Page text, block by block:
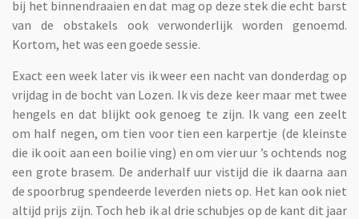
bij het binnendraaien en dat mag op deze stek die echt barst
van de obstakels ook verwonderlijk worden genoemd.
Kortom, het was een goede sessie.
Exact een week later vis ik weer een nacht van donderdag op
vrijdag in de bocht van Lozen. Ik vis deze keer maar met twee
hengels en dat blijkt ook genoeg te zijn. Ik vang een zeelt
om half negen, om tien voor tien een karpertje (de kleinste
die ik ooit aan een boilie ving) en om vier uur ’s ochtends nog
een grote brasem. De anderhalf uur vistijd die ik daarna aan
de spoorbrug spendeerde leverden niets op. Het kan ook niet
altijd prijs zijn. Toch heb ik al drie schubjes op de kant dit jaar